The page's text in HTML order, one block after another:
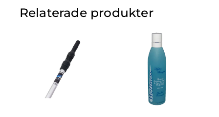
Relaterade produkter